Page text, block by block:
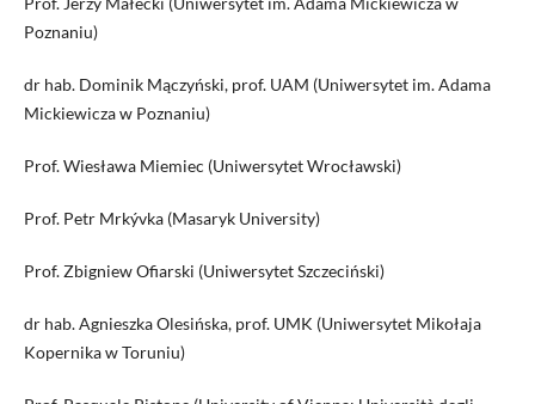
Poznaniu)
dr hab. Dominik Mączyński, prof. UAM (Uniwersytet im. Adama
Mickiewicza w Poznaniu)
Prof. Wiesława Miemiec (Uniwersytet Wrocławski)
Prof. Petr Mrkývka (Masaryk University)
Prof. Zbigniew Ofiarski (Uniwersytet Szczeciński)
dr hab. Agnieszka Olesińska, prof. UMK (Uniwersytet Mikołaja
Kopernika w Toruniu)